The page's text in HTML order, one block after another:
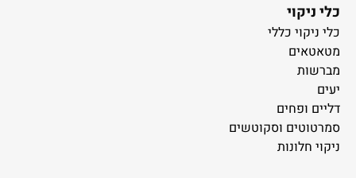
כלי ניקוי
כלי ניקוי כללי
מטאטאים
מברשות
יעים
דליים ופחים
סמרטוטים וסקוטשים
ניקוי חלונות